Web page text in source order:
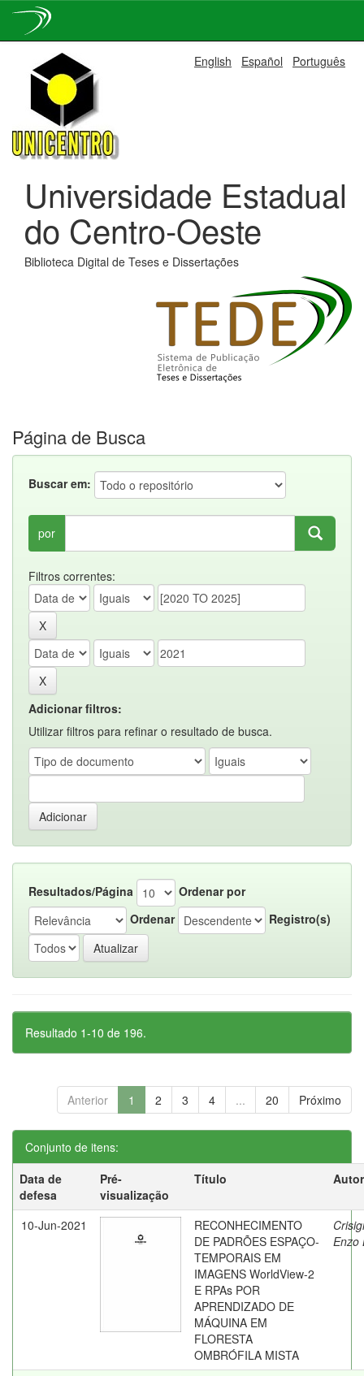
navigation
English Español Português
Universidade Estadual
do Centro-Oeste
Biblioteca Digital de Teses e Dissertações
Página de Busca
Buscar em:
por
Filtros correntes:
Adicionar filtros:
Utilizar filtros para refinar o resultado de busca.
Resultados/Página
Ordenar por
Ordenar
Registro(s)
Resultado 1-10 de 196.
Anterior 1 2 3 4 ... 20 Próximo
Conjunto de itens:
Data de
defesa
Pré-
visualização
Título Autor
10-Jun-2021
RECONHECIMENTO
DE PADRÕES ESPAÇO-
TEMPORAIS EM
IMAGENS WorldView-2
E RPAs POR
APRENDIZADO DE
MÁQUINA EM
FLORESTA
OMBRÓFILA MISTA
Enzo